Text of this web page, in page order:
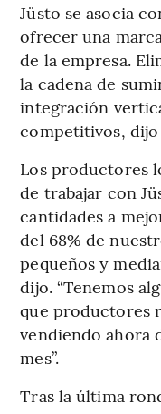
Jüsto se asocia
ofrecer una
de la empresa.
la cadena de
integración
competitivos, dijo
Los productores
de trabajar con
cantidades a
del 68% de
pequeños y
dijo. “Tenemos
que productores
vendiendo ahora
mes”.
Tras la última